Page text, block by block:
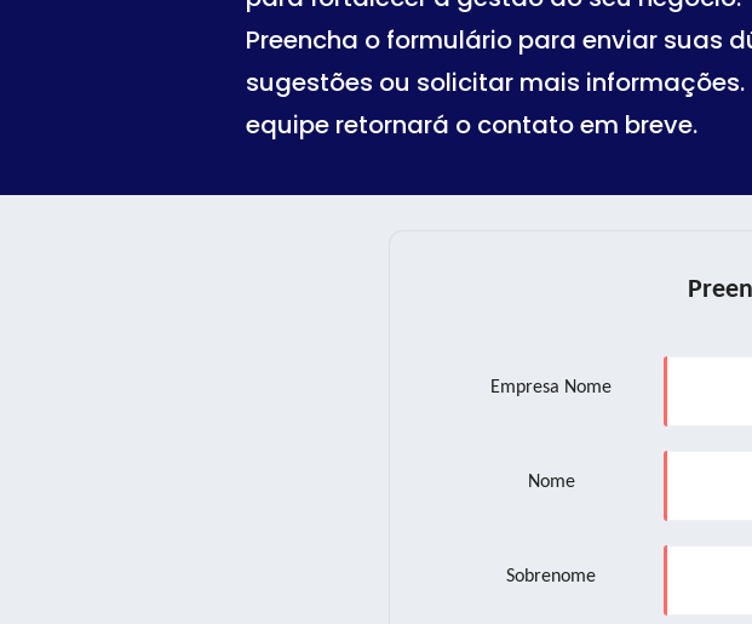
Preencha o formulário para enviar suas
sugestões ou solicitar mais informações.
equipe retornará o contato em breve.
Empresa Nome
Nome
Sobrenome